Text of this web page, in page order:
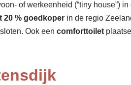
of werkeenheid (“tiny house”) in
20 % goedkoper in de regio
Ook een comforttoilet